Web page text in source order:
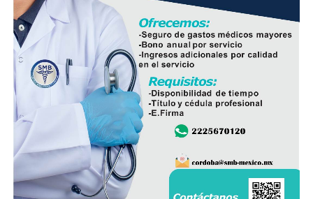
En el evento participaron integrantes del Cabildo,
personal de la Dirección de Obras Públicas,
Hidrosistema de Córdoba, áreas de Bienestar Social y
Participación Ciudadana, así como vecinos que integran
el Comité de Obra.
La administración municipal informó que este tipo de
proyectos forma parte del programa de mejoramiento
de infraestructura básica que se ejecuta durante el
presente ejercicio, con el objetivo de renovar redes de
servicios que han rebasado su vida útil y atender una de
las principales demandas de la población.